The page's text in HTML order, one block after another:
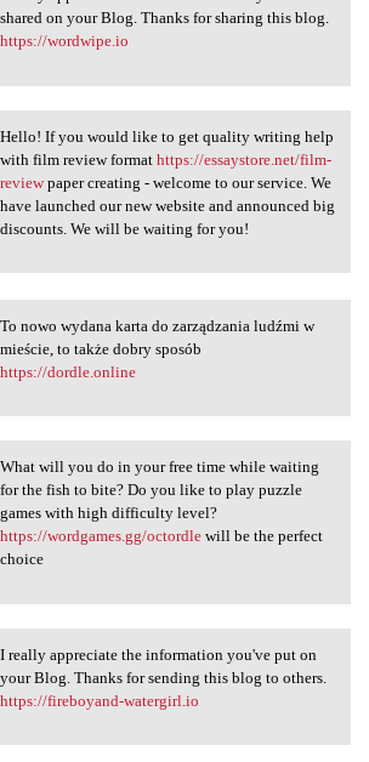
appreciate the
shared on your Blog. Thanks for sharing this blog.
https://wordwipe.io
If you would like to
Hello! If you would like to get quality writing help
with film review format https://essaystore.net/film-
reviewpaper creating - welcome to our service. We
have launched our new website and announced big
discounts. We will be waiting for you!
nowo wydana karta do
To nowo wydana karta do zarządzania ludźmi w
mieście, to także dobry sposób
https://dordle.online
will you do in your free
What will you do in your free time while waiting
for the fish to bite? Do you like to play puzzle
games with high difficulty level?
https://wordgames.gg/octordlewill be the perfect
choice
appreciate the
I really appreciate the information you've put on
your Blog. Thanks for sending this blog to others.
https://fireboyand-watergirl.io